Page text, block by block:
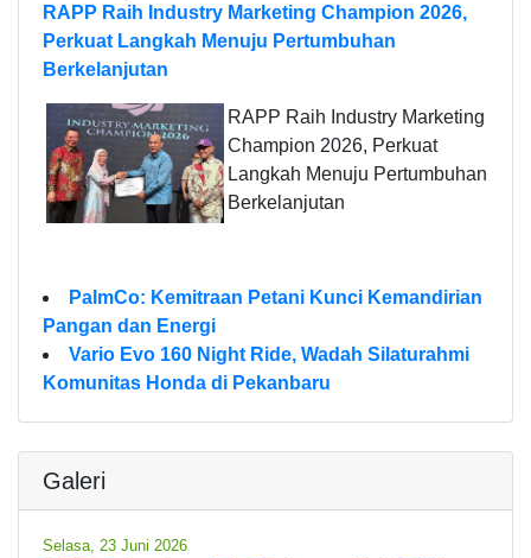
RAPP Raih Industry Marketing Champion 2026,
Perkuat Langkah Menuju Pertumbuhan
Berkelanjutan
RAPP Raih Industry Marketing
Champion 2026, Perkuat
Langkah Menuju Pertumbuhan
Berkelanjutan
PalmCo: Kemitraan Petani Kunci Kemandirian
Pangan dan Energi
Vario Evo 160 Night Ride, Wadah Silaturahmi
Komunitas Honda di Pekanbaru
Galeri
Selasa, 23 Juni 2026